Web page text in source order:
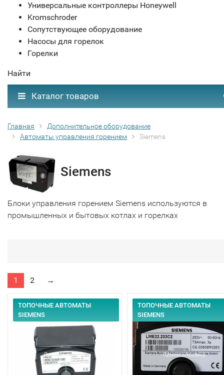
Универсальные контроллеры Honeywell
Kromschroder
Сопутствующее оборудование
Насосы для горелок
Горелки
Найти
Каталог товаров
Главная
Дополнительное оборудование
Автоматы управления горением
Siemens
Siemens
Блоки управления горением Siemens используются в
промышленных и бытовых котлах и горелках
1 2 →
ТОПОЧНЫЕ АВТОМАТЫ
SIEMENS
ТОПОЧНЫЕ АВТОМАТЫ
SIEMENS